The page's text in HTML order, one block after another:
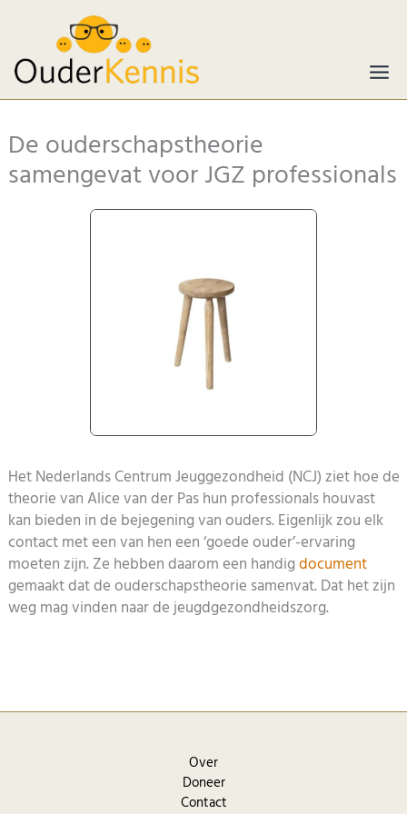
inhoud
De ouderschapstheorie
samengevat voor JGZ professionals
Het Nederlands Centrum Jeuggezondheid (NCJ) ziet hoe de
theorie van Alice van der Pas hun professionals houvast
kan bieden in de bejegening van ouders. Eigenlijk zou elk
contact met een van hen een ‘goede ouder’-ervaring
moeten zijn. Ze hebben daarom een handigdocument
gemaakt dat de ouderschapstheorie samenvat. Dat het zijn
weg mag vinden naar de jeugdgezondheidszorg.
Over
Doneer
Contact